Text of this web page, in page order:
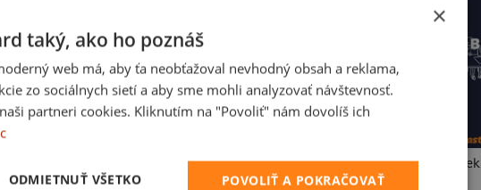
Cimrman: Debil, blbeček
×
taký, ako ho poznáš
web má, aby ťa neobťažoval nevhodný obsah a reklama,
zo sociálnych sietí a aby sme mohli analyzovať návštevnosť.
partneri cookies. Kliknutím na "Povoliť" nám dovolíš ich
POVOLIŤ A POKRAČOVAŤ
ODMIETNUŤ VŠETKO